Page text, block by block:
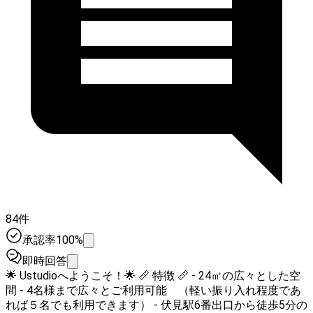
84件
承認率100%
即時回答
🌟 Ustudioへようこそ！🌟 📏 特徴 📏 - 24㎡の広々とした空
間 - 4名様まで広々とご利用可能 （軽い振り入れ程度であ
れば５名でも利用できます） - 伏見駅6番出口から徒歩5分の